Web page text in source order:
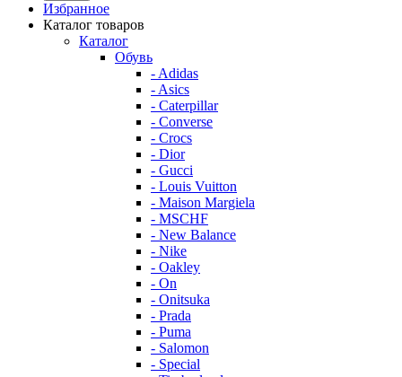
Избранное
Каталог товаров
Каталог
Обувь
- Adidas
- Asics
- Caterpillar
- Converse
- Crocs
- Dior
- Gucci
- Louis Vuitton
- Maison Margiela
- MSCHF
- New Balance
- Nike
- Oakley
- On
- Onitsuka
- Prada
- Puma
- Salomon
- Special